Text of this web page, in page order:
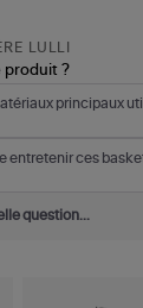
LULLI
produit ?
principaux
entretenir ces